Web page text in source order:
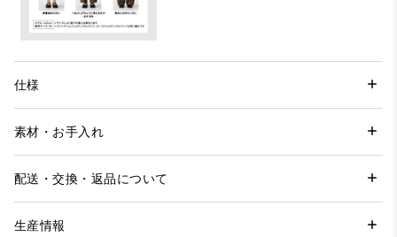
仕様
素材・お手入れ
配送・交換・返品について
生産情報